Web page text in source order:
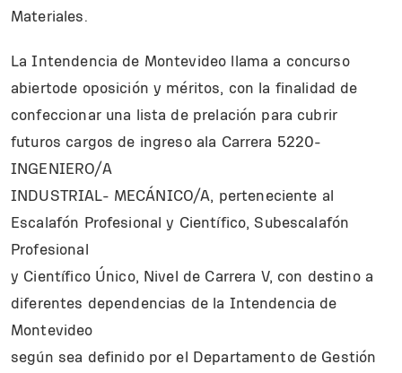
Materiales.
La Intendencia de Montevideo llama a concurso
abiertode oposición y méritos, con la finalidad de
confeccionar una lista de prelación para cubrir
futuros cargos de ingreso ala Carrera 5220-
INGENIERO/A
INDUSTRIAL- MECÁNICO/A, perteneciente al
Escalafón Profesional y Científico, Subescalafón
Profesional
y Científico Único, Nivel de Carrera V, con destino a
diferentes dependencias de la Intendencia de
Montevideo
según sea definido por el Departamento de Gestión